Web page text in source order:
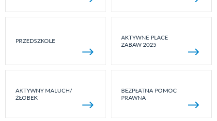
PRZEDSZKOLE
AKTYWNE PLACE
ZABAW 2025
AKTYWNY MALUCH/
ŻŁOBEK
BEZPŁATNA POMOC
PRAWNA